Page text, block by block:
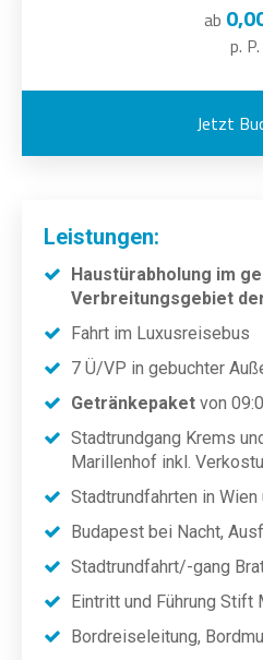
ab
p. P.
Jetzt
Leistungen:
Haustürabholung im
Verbreitungsgebiet
Fahrt im Luxusreisebus
7 Ü/VP in gebuchter
Getränkepaket von
Stadtrundgang Krems
Marillenhof inkl.
Stadtrundfahrten in
Budapest bei Nacht,
Stadtrundfahrt/-gang
Eintritt und Führung Stift
Bordreiseleitung,